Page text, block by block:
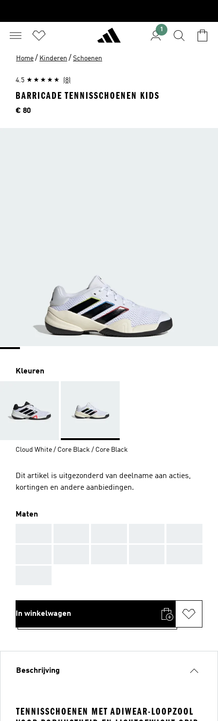
1
Home / Kinderen / Schoenen
4.5 (8)
BARRICADE TENNISSCHOENEN KIDS
Prijs
€ 80
Kleuren
Cloud White / Core Black / Core Black
Dit artikel is uitgezonderd van deelname aan acties,
kortingen en andere aanbiedingen.
Maten
In winkelwagen
Beschrijving
TENNISSCHOENEN MET ADIWEAR-LOOPZOOL